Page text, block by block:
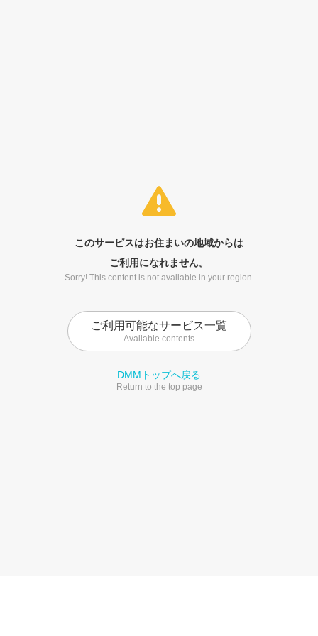
このサービスはお住まいの地域からは
ご利用になれません。
Sorry! This content is not available in your region.
ご利用可能なサービス一覧
Available contents
DMMトップへ戻る
Return to the top page